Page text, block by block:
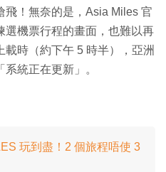
飛！無奈的是，Asia Miles 官
選機票行程的畫面，也難以再
時（約下午 5 時半），亞洲
統正在更新」。
玩到盡！2 個旅程唔使 3